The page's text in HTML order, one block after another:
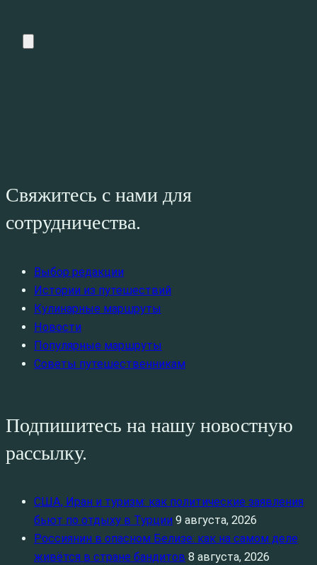
Свяжитесь с нами для
сотрудничества.
Выбор редакции
Истории из путешествий
Кулинарные маршруты
Новости
Популярные маршруты
Советы путешественникам
Подпишитесь на нашу новостную
рассылку.
США, Иран и туризм: как политические заявления
бьют по отдыху в Турции 9 августа, 2026
Россиянин в опасном Белизе: как на самом деле
живётся в стране бандитов 8 августа, 2026